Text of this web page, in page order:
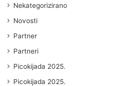
Nekategorizirano
Novosti
Partner
Partneri
Picokijada 2025.
Picokijada 2025.